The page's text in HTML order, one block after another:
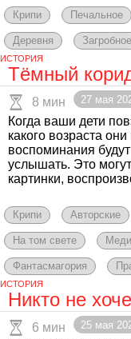
Крипи Печальное
Деревня Загробное
ИСТОРИЯ
Тёмный
8 мин 27 мая
Когда ваши дети
какого возраста
воспоминания
услышать. Это
картинки,
Крипи Авторские
На том свете
Фантасмагория
ИСТОРИЯ
Никто не
6 мин 25 мая